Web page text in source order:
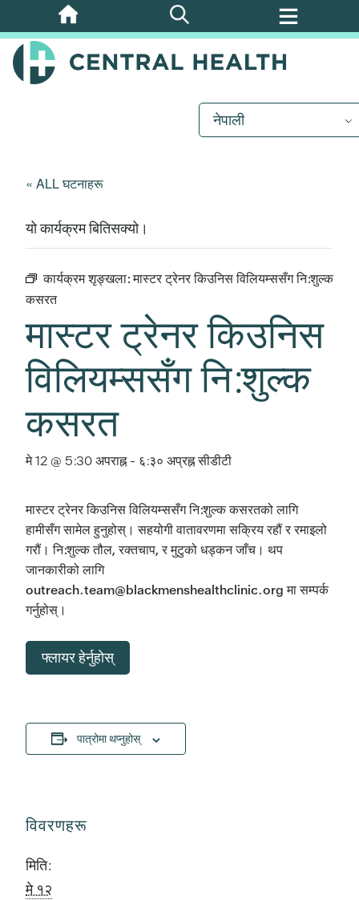
मुख्य
सामग्रीमा
जानुहोस्
नेपाली
« ALL घटनाहरू
यो कार्यक्रम बितिसक्यो।
कार्यक्रम शृङ्खला:मास्टर ट्रेनर किउनिस विलियम्ससँग नि:शुल्क
कसरत
मास्टर ट्रेनर किउनिस
विलियम्ससँग नि:शुल्क
कसरत
मे 12 @ 5:30 अपराह्न- ६:३० अप्रह्नसीडीटी
मास्टर ट्रेनर किउनिस विलियम्ससँग नि:शुल्क कसरतको लागि
हामीसँग सामेल हुनुहोस्। सहयोगी वातावरणमा सक्रिय रहौं र रमाइलो
गरौं। नि:शुल्क तौल, रक्तचाप, र मुटुको धड्कन जाँच। थप
जानकारीको लागि
outreach.team@blackmenshealthclinic.org मा सम्पर्क
गर्नुहोस्।
फ्लायर हेर्नुहोस्
पात्रोमा थप्नुहोस्
विवरणहरू
मिति:
मे १२